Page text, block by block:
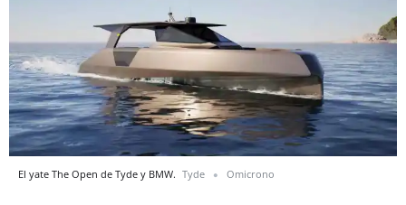
El yate The Open de Tyde y BMW. Tyde Omicrono